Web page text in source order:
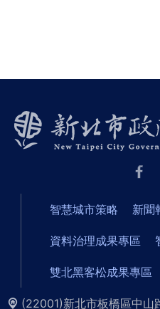
智慧城市策略 新聞
資料治理成果專區
雙北黑客松成果專區
(22001)新北市板橋區中山